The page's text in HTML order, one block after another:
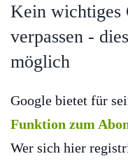
Kein wichtiges
verpassen -
möglich
Google bietet für
Funktion zum
Wer sich hier